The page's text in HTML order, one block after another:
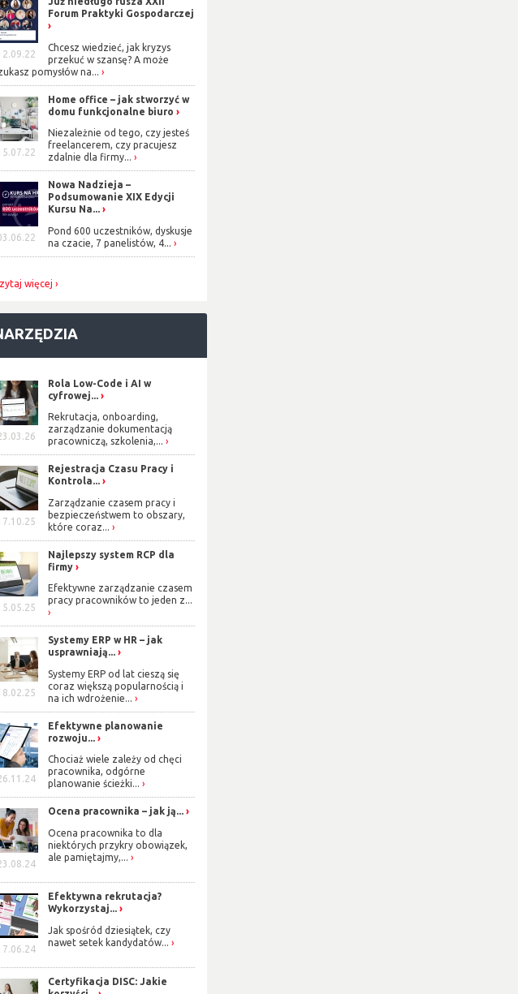
Forum Praktyki Gospodarczej
Chcesz wiedzieć, jak kryzys
przekuć w szansę? A może
pomysłów na...
Home office – jak stworzyć w
domu funkcjonalne biuro
Niezależnie od tego, czy jesteś
freelancerem, czy pracujesz
zdalnie dla firmy...
Nowa Nadzieja –
Podsumowanie XIX Edycji
Kursu Na...
Pond 600 uczestników, dyskusje
na czacie, 7 panelistów, 4...
więcej
Rola Low-Code i AI w
cyfrowej...
Rekrutacja, onboarding,
zarządzanie dokumentacją
pracowniczą, szkolenia,...
Rejestracja Czasu Pracy i
Kontrola...
Zarządzanie czasem pracy i
bezpieczeństwem to obszary,
które coraz...
Najlepszy system RCP dla
firmy
Efektywne zarządzanie czasem
pracy pracowników to jeden z...
Systemy ERP w HR – jak
usprawniają...
Systemy ERP od lat cieszą się
coraz większą popularnością i
na ich wdrożenie...
Efektywne planowanie
rozwoju...
Chociaż wiele zależy od chęci
pracownika, odgórne
planowanie ścieżki...
Ocena pracownika – jak ją...
Ocena pracownika to dla
niektórych przykry obowiązek,
ale pamiętajmy,...
Efektywna rekrutacja?
Wykorzystaj...
Jak spośród dziesiątek, czy
nawet setek kandydatów...
Certyfikacja DISC: Jakie